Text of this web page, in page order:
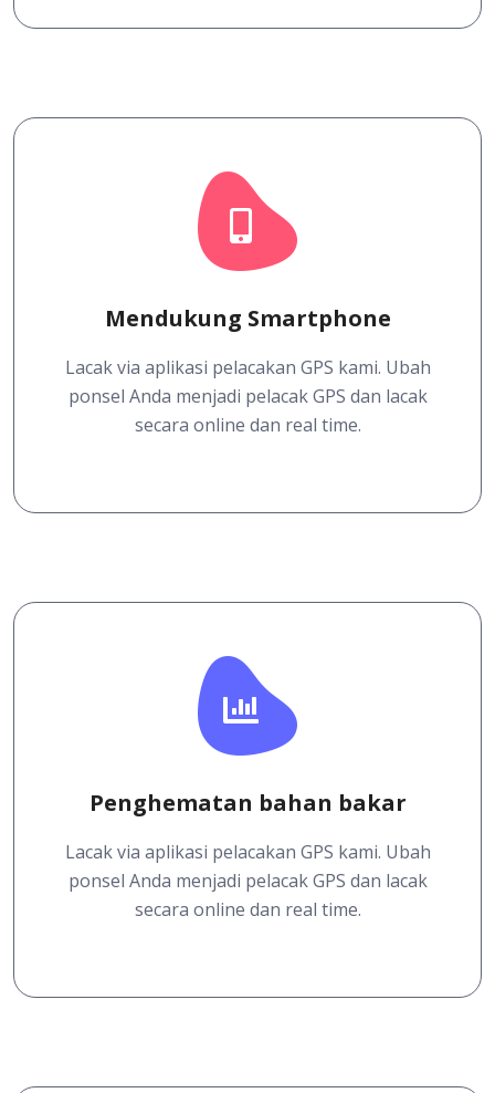
Mendukung Smartphone
Lacak via aplikasi pelacakan GPS kami. Ubah
ponsel Anda menjadi pelacak GPS dan lacak
secara online dan real time.
Penghematan bahan bakar
Lacak via aplikasi pelacakan GPS kami. Ubah
ponsel Anda menjadi pelacak GPS dan lacak
secara online dan real time.